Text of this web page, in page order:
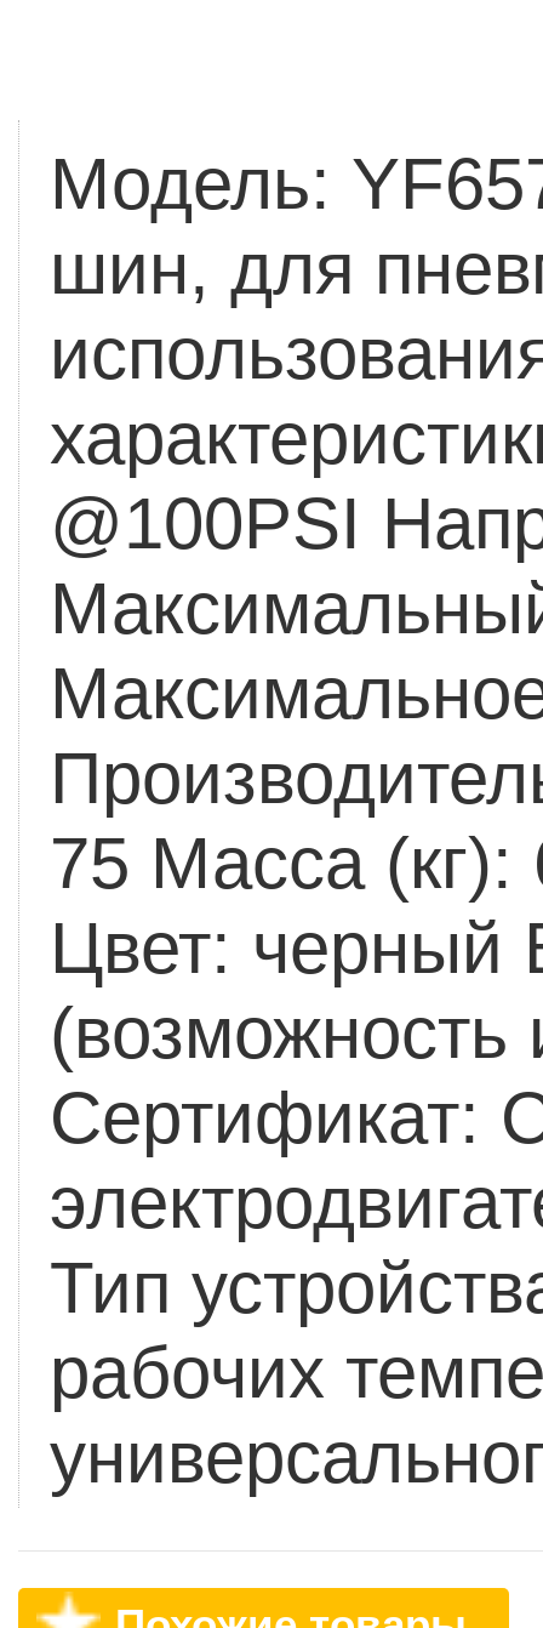
Модель:
шин, для
@100PSI
75 Масса (кг):
Цвет: черный
(возможность
Сертификат:
Тип
рабочих